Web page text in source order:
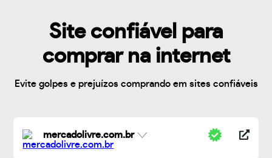
Site confiável para
comprar na internet
Evite golpes e prejuízos comprando em sites confiáveis
mercadolivre.com.br